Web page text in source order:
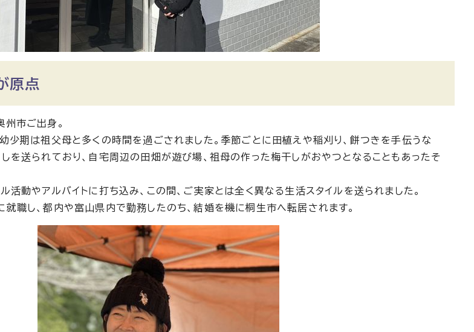
原点
市ご出身。
少期は祖父母と多くの時間を過ごされました。季節ごとに田植えや稲刈り、餅つきを手伝うな
を送られており、自宅周辺の田畑が遊び場、祖母の作った梅干しがおやつとなることもあったそ
活動やアルバイトに打ち込み、この間、ご実家とは全く異なる生活スタイルを送られました。
職し、都内や富山県内で勤務したのち、結婚を機に桐生市へ転居されます。